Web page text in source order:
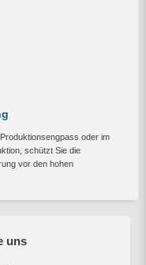
uns
oder im
schützt Sie die
vor den hohen